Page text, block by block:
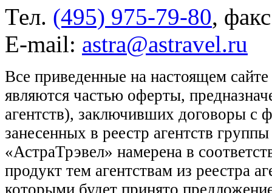
Тел. (495) 975-79-80,
E-mail: astra@astravel.ru
Все приведенные на настоящем
являются частью оферты,
агентств), заключивших договоры
занесенных в реестр агентств
«АстраТрэвел» намерена в
продукт тем агентствам из реестра